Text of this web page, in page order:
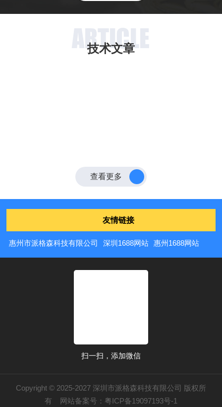
ARTICLE
技术文章
查看更多
友情链接
惠州市派格森科技有限公司 深圳1688网站 惠州1688网站
扫一扫，添加微信
Copyright © 2025-2027 深圳市派格森科技有限公司 版权所
有 网站备案号： 粤ICP备19097193号-1